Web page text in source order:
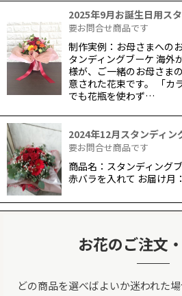
2025年9月お誕生日用ス
要お問合せ商品です
制作実例：お母さまへの
タンディングブーケ 海外
様が、ご一緒のお母さま
意された花束です。 「カ
でも花瓶を使わず…
2024年12月スタンディン
要お問合せ商品です
商品名：スタンディング
赤バラを入れて お届け月
お花のご注文
どの商品を選べばよいか迷われた